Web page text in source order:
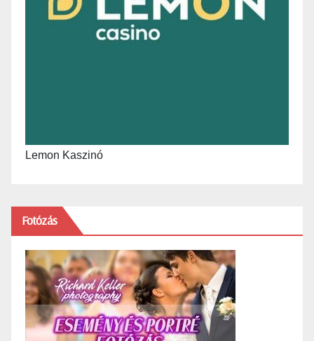
Lemon Kaszinó
Fotózás